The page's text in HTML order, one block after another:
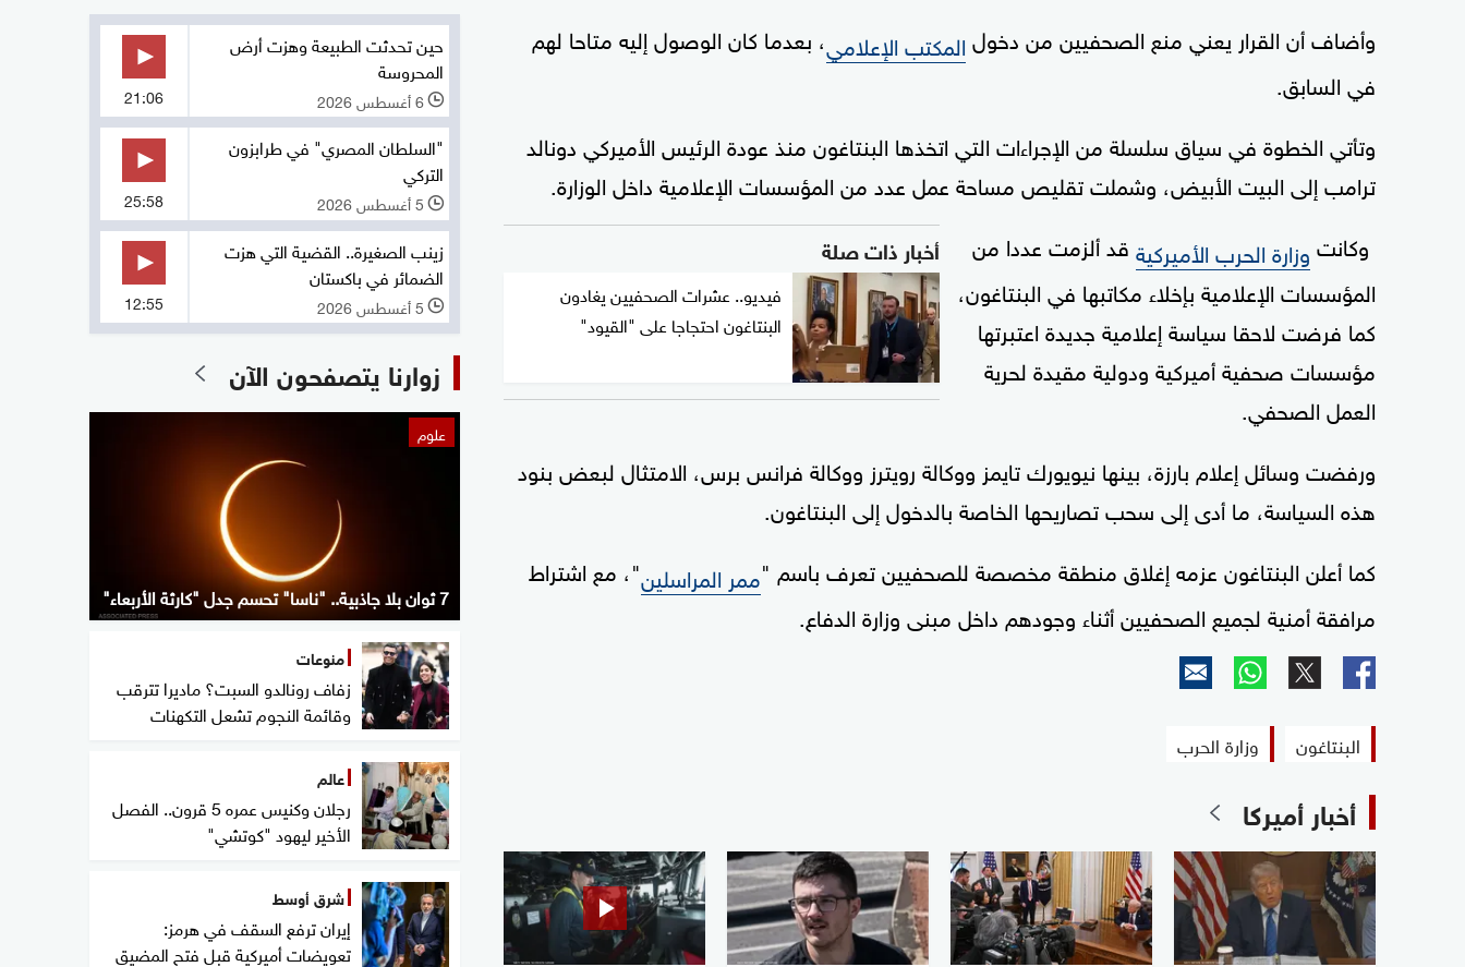
وأضاف أن القرار يعني منع الصحفيين من دخول المكتب الإعلامي، بعدما كان الوصول إليه متاحا لهم
في السابق.
وتأتي الخطوة في سياق سلسلة من الإجراءات التي اتخذها البنتاغون منذ عودة الرئيس الأميركي دونالد
ترامب إلى البيت الأبيض، وشملت تقليص مساحة عمل عدد من المؤسسات الإعلامية داخل الوزارة.
أخبار ذات صلة
فيديو.. عشرات الصحفيين يغادون
البنتاغون احتجاجا على "القيود"
وكانت وزارة الحرب الأميركية قد ألزمت عددا من
المؤسسات الإعلامية بإخلاء مكاتبها في البنتاغون،
كما فرضت لاحقا سياسة إعلامية جديدة اعتبرتها
مؤسسات صحفية أميركية ودولية مقيدة لحرية
العمل الصحفي.
ورفضت وسائل إعلام بارزة، بينها نيويورك تايمز ووكالة رويترز ووكالة فرانس برس، الامتثال لبعض بنود
هذه السياسة، ما أدى إلى سحب تصاريحها الخاصة بالدخول إلى البنتاغون.
كما أعلن البنتاغون عزمه إغلاق منطقة مخصصة للصحفيين تعرف باسم "ممر المراسلين"، مع اشتراط
مرافقة أمنية لجميع الصحفيين أثناء وجودهم داخل مبنى وزارة الدفاع.
البنتاغون وزارة الحرب
أخبار أميركا
حين تحدثت الطبيعة وهزت أرض
المحروسة
l 6 أغسطس 2026 21:06
"السلطان المصري" في طرابزون
التركي
l 5 أغسطس 2026 25:58
زينب الصغيرة.. القضية التي هزت
الضمائر في باكستان
l 5 أغسطس 2026 12:55
زوارنا يتصفحون الآن
علوم
7 ثوان بلا جاذبية.. "ناسا" تحسم جدل "كارثة الأربعاء"
منوعات
زفاف رونالدو السبت؟ ماديرا تترقب
وقائمة النجوم تشعل التكهنات
عالم
رجلان وكنيس عمره 5 قرون.. الفصل
الأخير ليهود "كوتشي"
شرق أوسط
إيران ترفع السقف في هرمز:
تعويضات أميركية قبل فتح المضيق